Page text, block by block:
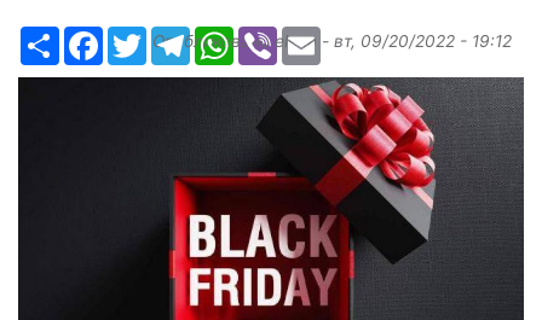
РесурсFacebook
TwitterTelegramWhatsApp
ViberEmail
Опубликовано elena - вт, 09/20/2022 - 19:12